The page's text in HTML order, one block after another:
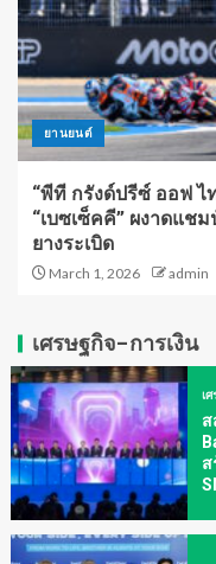
ยานยนต์
“พีที กรังด์ปรีซ์ ออฟ
“เบซเซ็คคี” ผงาดแช
ยางระเบิด
March 1, 2026 admin
เศรษฐกิจ-การเงิน
เ
ส
ส